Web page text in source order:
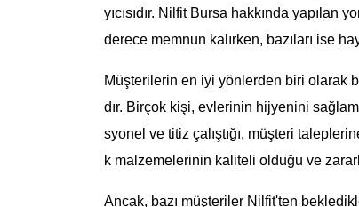
yıcısıdır. Nilfit Bursa hakkında
derece memnun kalırken, bazıları ise
Müşterilerin en iyi yönlerden biri olarak
dır. Birçok kişi, evlerinin hijyenini
syonel ve titiz çalıştığı, müşteri
k malzemelerinin kaliteli olduğu ve
Ancak, bazı müşteriler Nilfit'ten